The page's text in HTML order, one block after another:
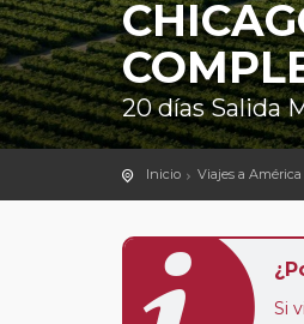
20 días Salida
Inicio Viajes a
Si